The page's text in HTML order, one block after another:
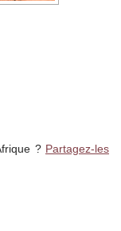
? Partagez-les